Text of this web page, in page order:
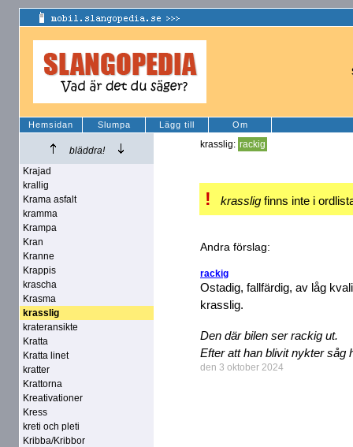
Hemsidan Slumpa Lägg till Om
bläddra!
Krajad
krallig
Krama asfalt
kramma
Krampa
Kran
Kranne
Krappis
krascha
Krasma
krasslig
krateransikte
Kratta
Kratta linet
kratter
Krattorna
Kreativationer
Kress
kreti och pleti
Kribba/Kribbor
krasslig: rackig
! krasslig finns inte i
Andra förslag:
rackig
Ostadig, fallfärdig, av låg
krasslig.
Den där bilen ser rackig ut.
Efter att han blivit nykter såg
den 3 oktober 2024